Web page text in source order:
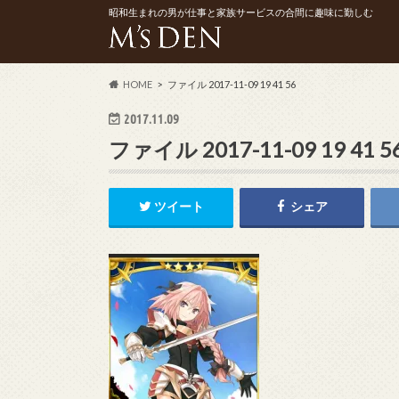
昭和生まれの男が仕事と家族サービスの合間に趣味に勤しむ
HOME ファイル 2017-11-09 19 41 56
2017.11.09
ファイル 2017-11-09 19 41
ツイート シェア